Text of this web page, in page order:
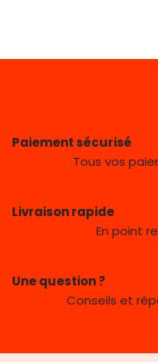
Paiement sécurisé
Tous vos
Livraison rapide
En point
Une question ?
Conseils et